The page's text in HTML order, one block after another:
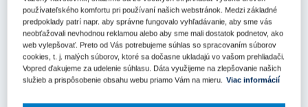
užívateľom.
Odomknite si prístup k odbornému obsahu na portáli.
Prístup k obsahu portálu majú len registrovaní používatelia
portálu. Pokiaľ ste už zaregistrovaný, stačí sa prihlásiť.
používateľského komfortu pri používaní našich webstránok. Medzi základné
predpoklady patrí napr. aby správne fungovalo vyhľadávanie, aby sme vás
neobťažovali nevhodnou reklamou alebo aby sme mali dostatok podnetov, ako
web vylepšovať. Preto od Vás potrebujeme súhlas so spracovaním súborov
cookies, t. j. malých súborov, ktoré sa dočasne ukladajú vo vašom prehliadači.
Vopred ďakujeme za udelenie súhlasu. Dáta využijeme na zlepšovanie našich
služieb a prispôsobenie obsahu webu priamo Vám na mieru. Viac informácií